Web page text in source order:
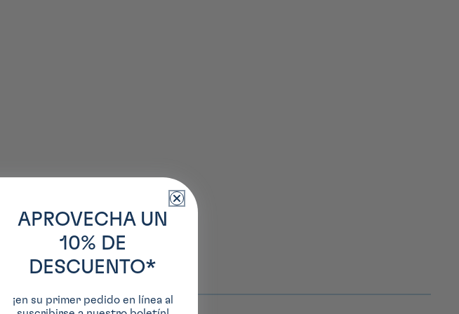
APROVECHA UN
10% DE
DESCUENTO*
¡en su primer pedido en línea al